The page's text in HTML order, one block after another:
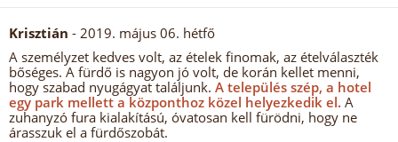
Krisztián - 2019. május 06. hétfő
A személyzet kedves volt, az ételek finomak, az ételválaszték
bőséges. A fürdő is nagyon jó volt, de korán kellet menni,
hogy szabad nyugágyat találjunk. A település szép, a hotel
egy park mellett a központhoz közel helyezkedik el. A
zuhanyzó fura kialakítású, óvatosan kell fürödni, hogy ne
árasszuk el a fürdőszobát.